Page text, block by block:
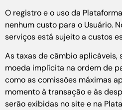
O registro e o uso da
nenhum custo para o Usuário.
serviços está sujeito a custos
As taxas de câmbio aplicáveis,
moeda implícita na ordem de
como as comissões máximas
momento à transação e às
serão exibidas no site e na